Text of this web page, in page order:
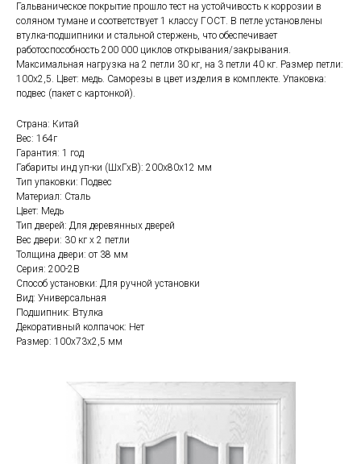
Гальваническое покрытие прошло тест на устойчивость к коррозии в
соляном тумане и соответствует 1 классу ГОСТ. В петле установлены
втулка-подшипники и стальной стержень, что обеспечивает
работоспособность 200 000 циклов открывания/закрывания.
Максимальная нагрузка на 2 петли 30 кг, на 3 петли 40 кг. Размер петли:
100x2,5. Цвет: медь. Саморезы в цвет изделия в комплекте. Упаковка:
подвес (пакет с картонкой).
Страна: Китай
Вес: 164г
Гарантия: 1 год
Габариты инд уп-ки (ШхГхВ): 200x80x12 мм
Тип упаковки: Подвес
Материал: Сталь
Цвет: Медь
Тип дверей: Для деревянных дверей
Вес двери: 30 кг x 2 петли
Толщина двери: от 38 мм
Серия: 200-2В
Способ установки: Для ручной установки
Вид: Универсальная
Подшипник: Втулка
Декоративный колпачок: Нет
Размер: 100x73x2,5 мм